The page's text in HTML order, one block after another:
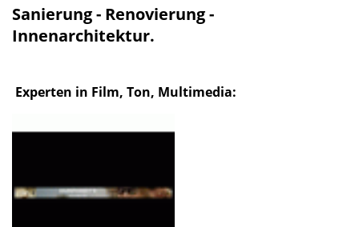
Sanierung - Renovierung -
Innenarchitektur.
Experten in Film, Ton, Multimedia: